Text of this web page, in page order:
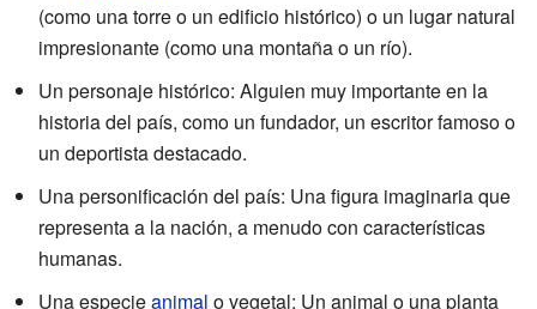
(como una torre o un edificio histórico) o un lugar natural
impresionante (como una montaña o un río).
Un personaje histórico: Alguien muy importante en la
historia del país, como un fundador, un escritor famoso o
un deportista destacado.
Una personificación del país: Una figura imaginaria que
representa a la nación, a menudo con características
humanas.
Una especieanimal o vegetal: Un animal o una planta